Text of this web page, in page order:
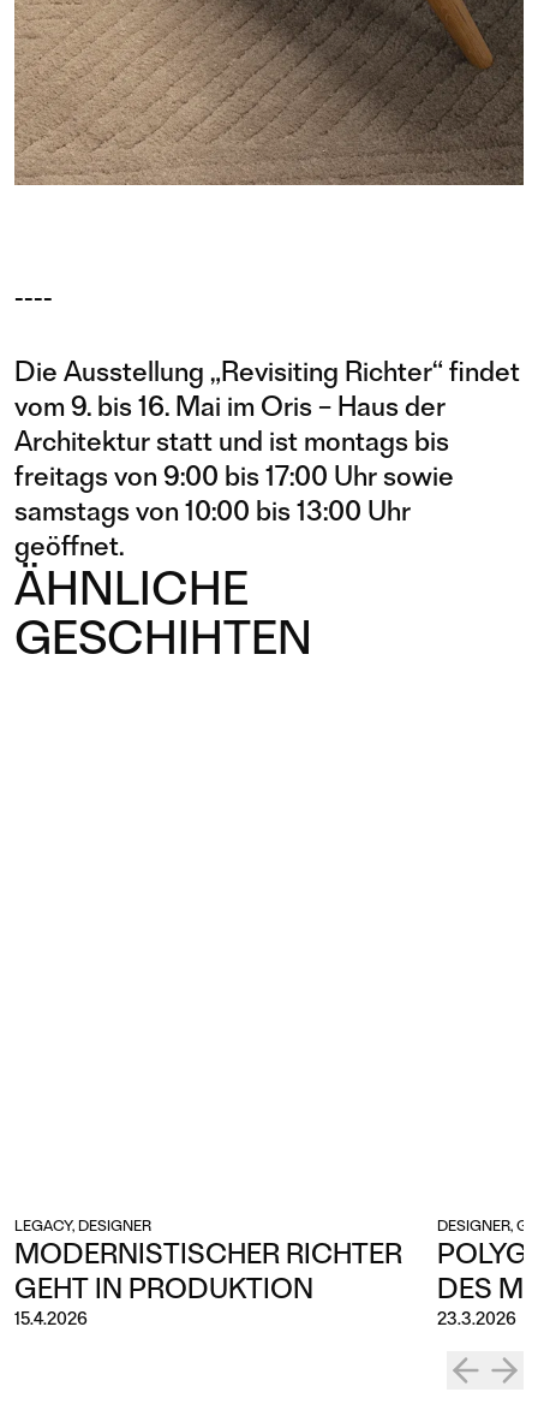
----
Die Ausstellung „Revisiting Richter“ findet
vom 9. bis 16. Mai im Oris – Haus der
Architektur statt und ist montags bis
freitags von 9:00 bis 17:00 Uhr sowie
samstags von 10:00 bis 13:00 Uhr
geöffnet.
ÄHNLICHE
GESCHIHTEN
LEGACY, DESIGNER
MODERNISTISCHER RICHTER
GEHT IN PRODUKTION
15.4.2026
DESIGNER,
DES
23.3.2026